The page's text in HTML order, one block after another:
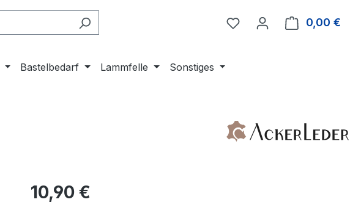
0,00 €
Bastelbedarf Lammfelle Sonstiges
Regulärer Preis:
10,90 €